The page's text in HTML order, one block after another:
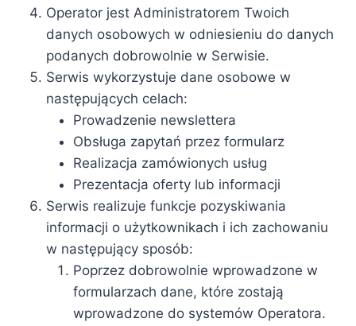
Operator jest Administratorem Twoich
danych osobowych w odniesieniu do danych
podanych dobrowolnie w Serwisie.
Serwis wykorzystuje dane osobowe w
następujących celach:
Prowadzenie newslettera
Obsługa zapytań przez formularz
Realizacja zamówionych usług
Prezentacja oferty lub informacji
Serwis realizuje funkcje pozyskiwania
informacji o użytkownikach i ich zachowaniu
w następujący sposób:
Poprzez dobrowolnie wprowadzone w
formularzach dane, które zostają
wprowadzone do systemów Operatora.